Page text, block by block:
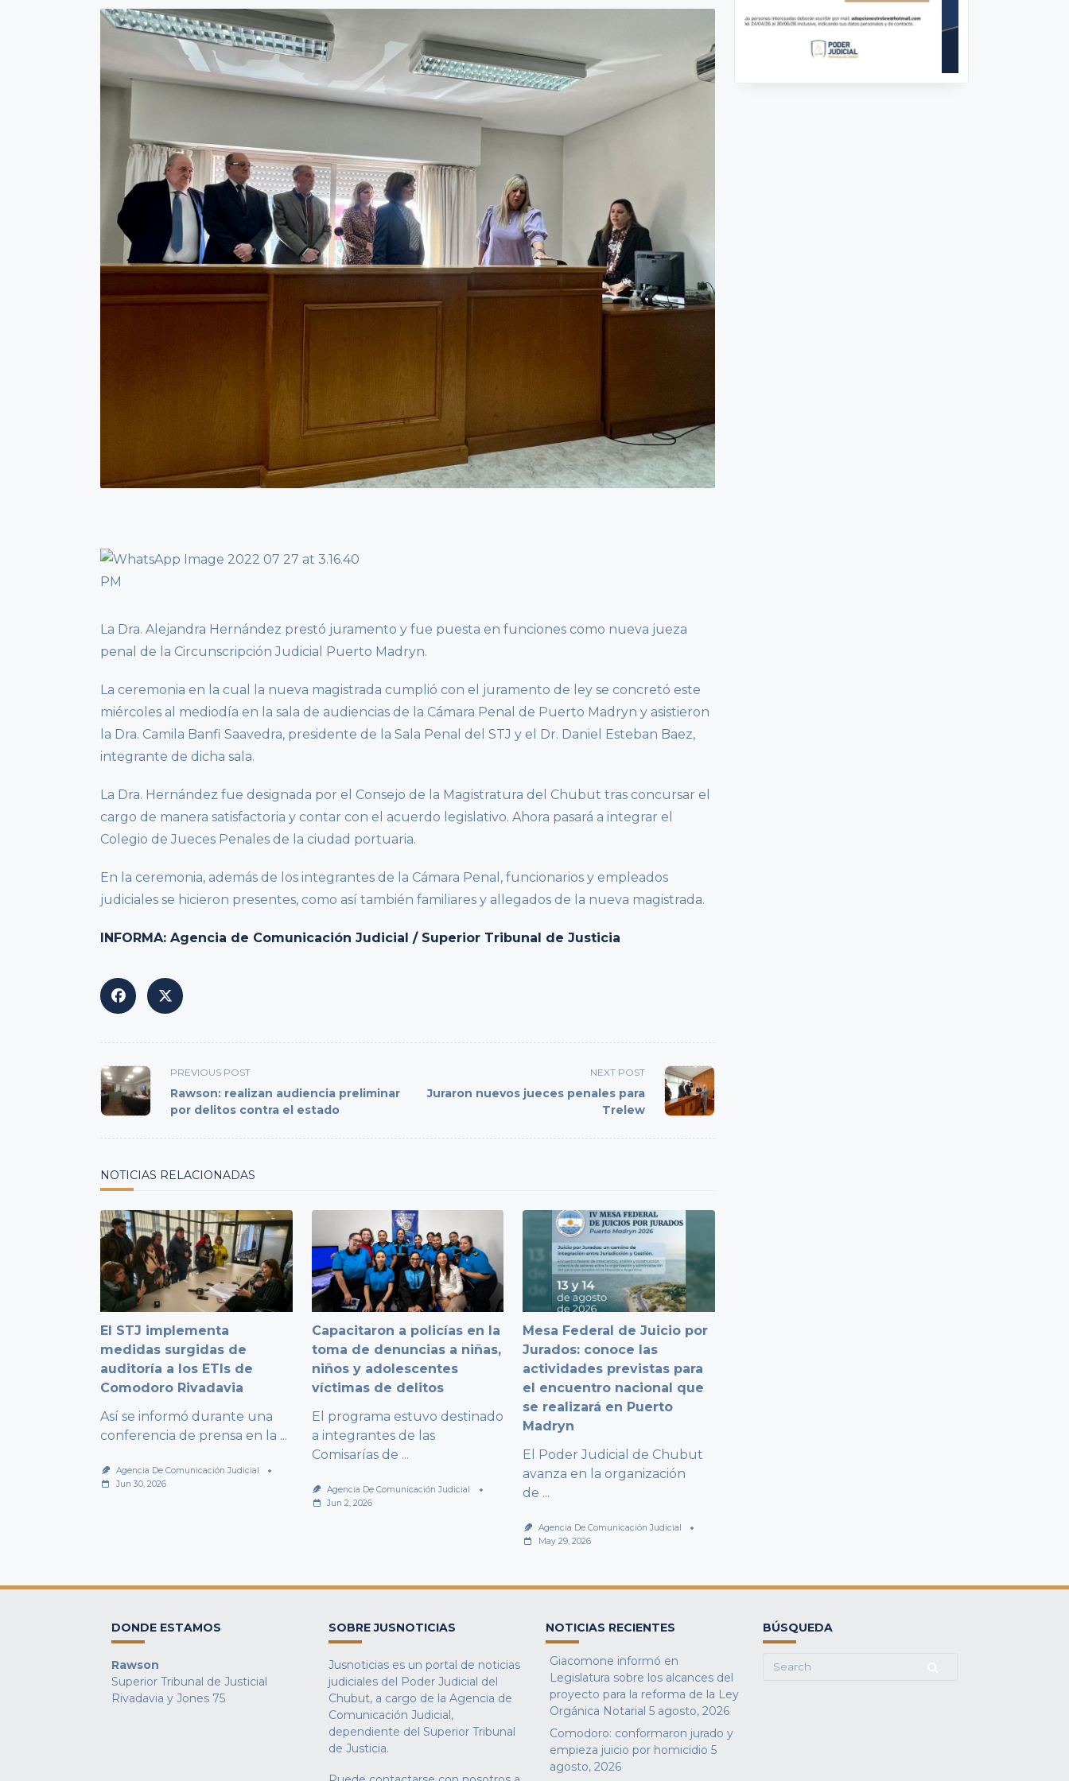
La Dra. Alejandra Hernández prestó juramento y fue puesta en funciones como nueva jueza
penal de la Circunscripción Judicial Puerto Madryn.
La ceremonia en la cual la nueva magistrada cumplió con el juramento de ley se concretó este
miércoles al mediodía en la sala de audiencias de la Cámara Penal de Puerto Madryn y asistieron
la Dra. Camila Banfi Saavedra, presidente de la Sala Penal del STJ y el Dr. Daniel Esteban Baez,
integrante de dicha sala.
La Dra. Hernández fue designada por el Consejo de la Magistratura del Chubut tras concursar el
cargo de manera satisfactoria y contar con el acuerdo legislativo. Ahora pasará a integrar el
Colegio de Jueces Penales de la ciudad portuaria.
En la ceremonia, además de los integrantes de la Cámara Penal, funcionarios y empleados
judiciales se hicieron presentes, como así también familiares y allegados de la nueva magistrada.
INFORMA: Agencia de Comunicación Judicial / Superior Tribunal de Justicia
<span
class="nav-
subtitle
PREVIOUS POST
Rawson: realizan audiencia preliminar
por delitos contra el estado
NEXT POST
Juraron nuevos jueces penales para
Trelew
NOTICIAS RELACIONADAS
El STJ implementa
medidas surgidas de
auditoría a los ETIs de
Comodoro Rivadavia
Así se informó durante una
conferencia de prensa en la ...
Agencia De Comunicación Judicial
Jun 30, 2026
Capacitaron a policías en la
toma de denuncias a niñas,
niños y adolescentes
víctimas de delitos
El programa estuvo destinado
a integrantes de las
Comisarías de ...
Agencia De Comunicación Judicial
Jun 2, 2026
Mesa Federal de Juicio por
Jurados: conoce las
actividades previstas para
el encuentro nacional que
se realizará en Puerto
Madryn
El Poder Judicial de Chubut
avanza en la organización
de ...
Agencia De Comunicación Judicial
May 29, 2026
DONDE ESTAMOS
Rawson
Superior Tribunal de Justicial
Rivadavia y Jones 75
SOBRE JUSNOTICIAS
Jusnoticias es un portal de noticias
judiciales del Poder Judicial del
Chubut, a cargo de la Agencia de
Comunicación Judicial,
dependiente del Superior Tribunal
de Justicia.
NOTICIAS RECIENTES
Giacomone informó en
Legislatura sobre los alcances del
proyecto para la reforma de la Ley
Orgánica Notarial 5 agosto, 2026
Comodoro: conformaron jurado y
empieza juicio por homicidio 5
agosto, 2026
BÚSQUEDA
Search